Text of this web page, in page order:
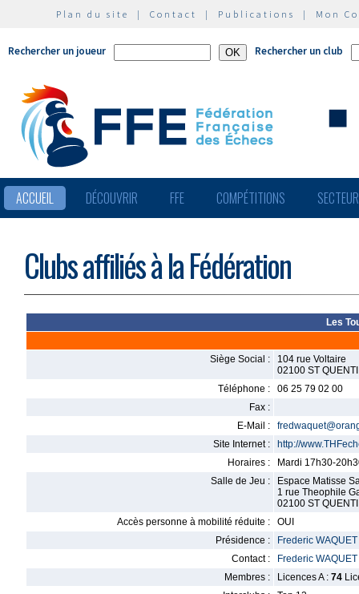
Plan du site | Contact | Publications | Mon
Rechercher un joueur Rechercher un club
ACCUEIL DÉCOUVRIR FFE COMPÉTITIONS
Clubs affiliés à la Fédération
Les
Siège Social :
104 rue Voltaire
02100 ST
Téléphone :
06 25 79 02 00
Fax :
E-Mail :
Site Internet :
http://
Horaires :
Mardi 17h30-
Salle de Jeu :
Espace Matisse
1 rue Theophile
02100 ST
Accès personne à mobilité réduite :
OUI
Présidence :
Frederic WAQUET
Contact :
Frederic WAQUET
Membres :
Licences A : 74